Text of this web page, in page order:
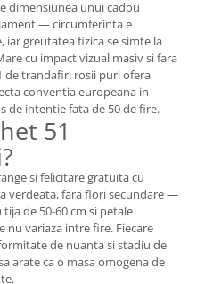
dimensiunea unui cadou
— circumferinta e
iar greutatea fizica se simte la
cu impact vizual masiv si fara
de trandafiri rosii puri ofera
conventia europeana in
de intentie fata de 50 de fire.
51
si felicitare gratuita cu
verdeata, fara flori secundare —
de 50-60 cm si petale
nu variaza intre fire. Fiecare
de nuanta si stadiu de
arate ca o masa omogena de